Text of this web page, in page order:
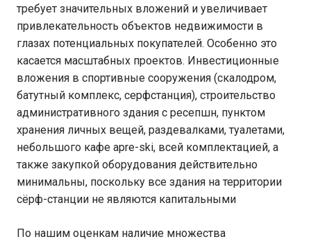
требует значительных вложений и увеличивает
привлекательность объектов недвижимости в
глазах потенциальных покупателей. Особенно это
касается масштабных проектов. Инвестиционные
вложения в спортивные сооружения (скалодром,
батутный комплекс, серфстанция), строительство
административного здания с ресепшн, пунктом
хранения личных вещей, раздевалками, туалетами,
небольшого кафе apre-ski, всей комплектацией, а
также закупкой оборудования действительно
минимальны, поскольку все здания на территории
сёрф-станции не являются капитальными
По нашим оценкам наличие множества